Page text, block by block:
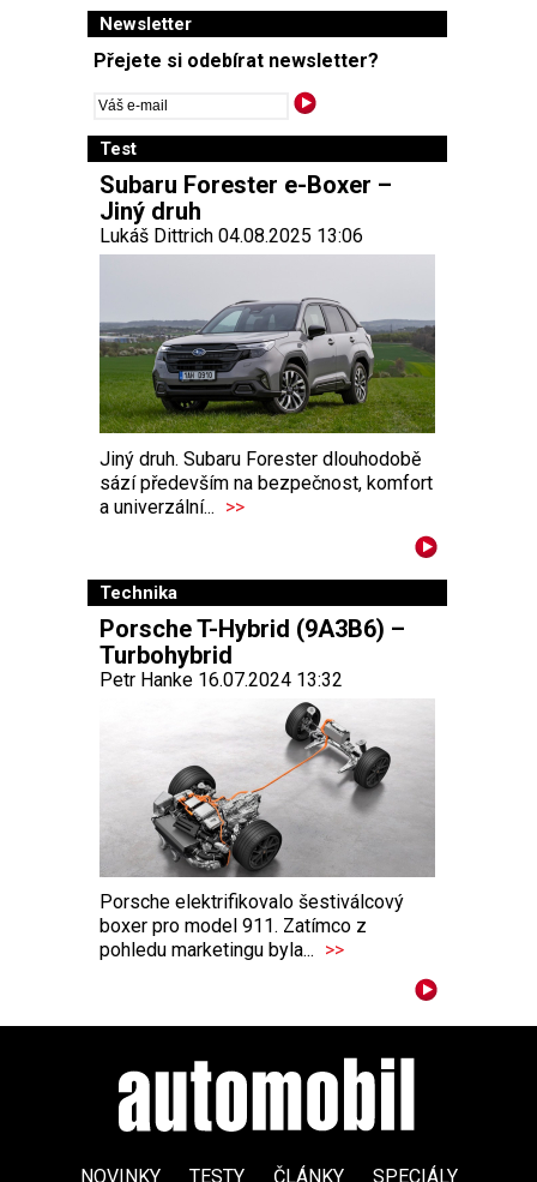
Newsletter
Přejete si odebírat newsletter?
Test
Subaru Forester e-Boxer –
Jiný druh
Lukáš Dittrich 04.08.2025 13:06
Jiný druh. Subaru Forester dlouhodobě
sází především na bezpečnost, komfort
a univerzální... >>
Technika
Porsche T-Hybrid (9A3B6) –
Turbohybrid
Petr Hanke 16.07.2024 13:32
Porsche elektrifikovalo šestiválcový
boxer pro model 911. Zatímco z
pohledu marketingu byla... >>
NOVINKY TESTY ČLÁNKY SPECIÁLY